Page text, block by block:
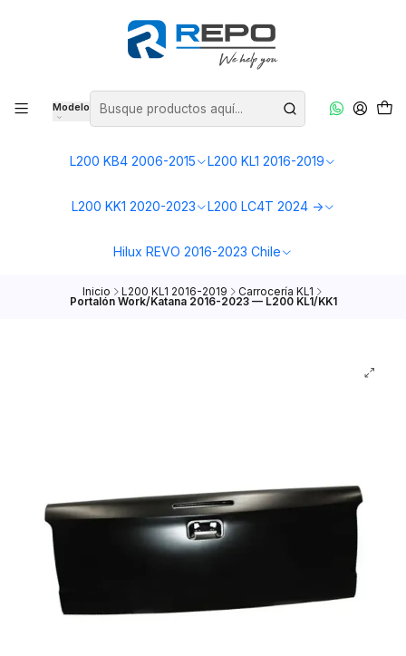
Modelo
L200 KB4 2006-2015 L200 KL1 2016-2019
L200 KK1 2020-2023 L200 LC4T 2024 ->
Hilux REVO 2016-2023 Chile
Inicio L200 KL1 2016-2019 Carrocería KL1
Portalón Work/Katana 2016-2023 — L200 KL1/KK1